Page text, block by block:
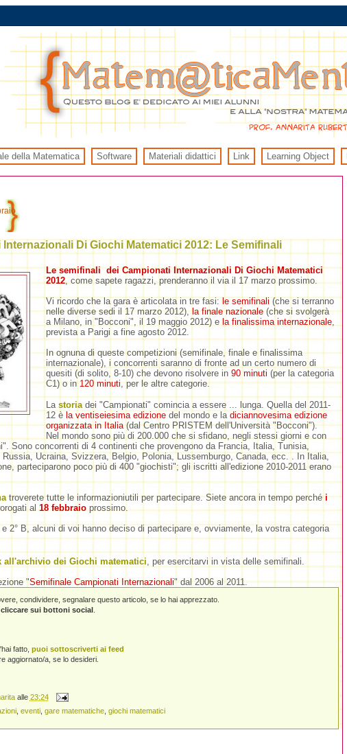
della Matematica Software Materiali didattici Link Learning Object
Di Giochi Matematici 2012: Le Semifinali
Le semifinali dei Campionati Internazionali Di Giochi Matematici
2012, come sapete ragazzi, prenderanno il via il 17 marzo prossimo.
Vi ricordo che la gara è articolata in tre fasi:le semifinali(che si terranno
nelle diverse sedi il 17 marzo 2012),la finale nazionale(che si svolgerà
a Milano, in "Bocconi", il 19 maggio 2012) e la finalissima internazionale,
prevista a Parigi a fine agosto 2012.
In ognuna di queste competizioni (semifinale, finale e finalissima
internazionale), i concorrenti saranno di fronte ad un certo numero di
quesiti (di solito, 8-10) che devono risolvere in 90 minuti (per la categoria
C1) o in120 minuti, per le altre categorie.
La storiadei "Campionati" comincia a essere ... lunga. Quella del 2011-
12 è la ventiseiesima edizionedel mondo e la diciannovesima edizione
organizzata in Italia(dal Centro PRISTEM dell'Università "Bocconi").
Nel mondo sono più di 200.000 che si sfidano, negli stessi giorni e con
Sono concorrenti di 4 continenti che provengono da Francia, Italia, Tunisia,
Russia, Ucraina, Svizzera, Belgio, Polonia, Lussemburgo, Canada, ecc. . In Italia,
parteciparono poco più di 400 "giochisti"; gli iscritti all'edizione 2010-2011 erano
troverete tutte le informazioniutili per partecipare. Siete ancora in tempo perchéi
al18 febbraioprossimo.
2° B, alcuni di voi hanno deciso di partecipare e, ovviamente, la vostra categoria
dei Giochi matematici, per esercitarvi in vista delle semifinali.
"Semifinale Campionati Internazionali" dal 2006 al 2011.
condividere, segnalare questo articolo, se lo hai apprezzato.
sui bottoni social.
fatto, puoi sottoscriverti ai feed
aggiornato/a, se lo desideri.
alle 23:24
, eventi, gare matematiche, giochi matematici